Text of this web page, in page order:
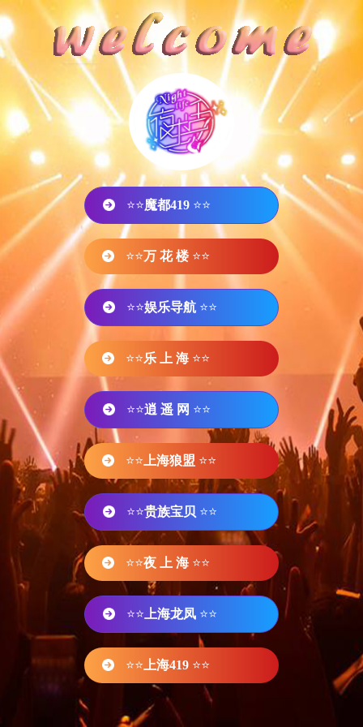
⭐⭐魔都419 ⭐⭐
⭐⭐万 花 楼 ⭐⭐
⭐⭐娱乐导航 ⭐⭐
⭐⭐乐 上 海 ⭐⭐
⭐⭐逍 遥 网 ⭐⭐
⭐⭐ 上海狼盟 ⭐⭐
⭐⭐贵族宝贝 ⭐⭐
⭐⭐夜 上 海 ⭐⭐
⭐⭐ 上海龙凤 ⭐⭐
⭐⭐ 上海419 ⭐⭐